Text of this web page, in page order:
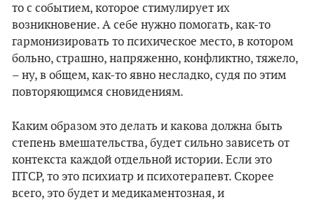
то с событием, которое стимулирует их
возникновение. А себе нужно помогать, как-то
гармонизировать то психическое место, в котором
больно, страшно, напряженно, конфликтно, тяжело,
– ну, в общем, как-то явно несладко, судя по этим
повторяющимся сновидениям.
Каким образом это делать и какова должна быть
степень вмешательства, будет сильно зависеть от
контекста каждой отдельной истории. Если это
ПТСР, то это психиатр и психотерапевт. Скорее
всего, это будет и медикаментозная, и